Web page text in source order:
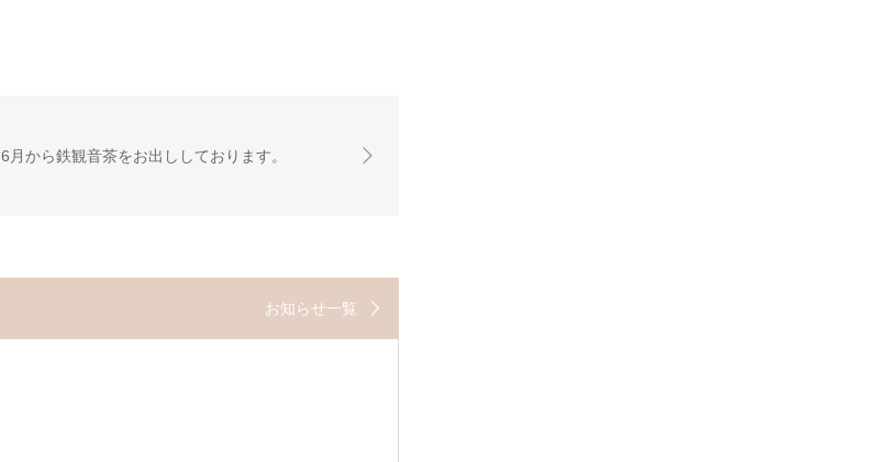
6月から鉄観音茶をお出ししております。
お知らせ一覧